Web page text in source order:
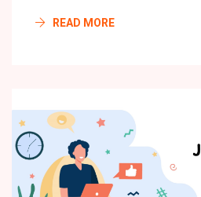
READ MORE